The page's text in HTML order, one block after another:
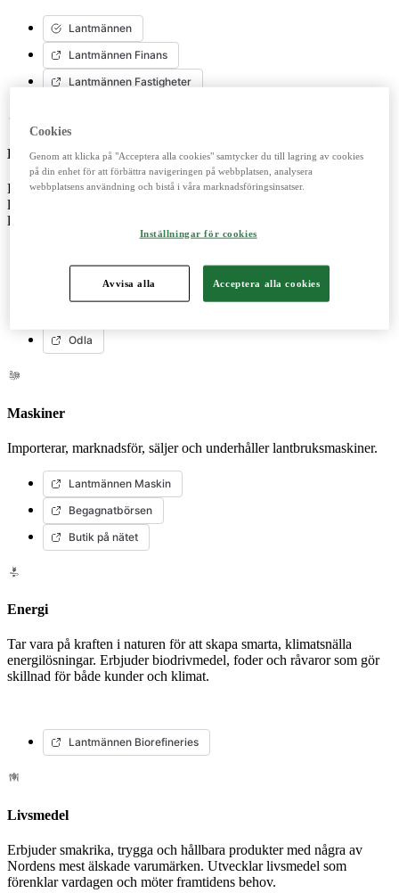
Lantmännen
Lantmännen Finans
Lantmännen Fastigheter
Lantbruk
Erbjuder produkter och tjänster för ett starkt och konkurrenskraftigt
lantbruk. Importerar, marknadsför, säljer och underhåller
lantbrukssmaskiner.
Lantmännen Lantbruk
Odla
Maskiner
Importerar, marknadsför, säljer och underhåller lantbruksmaskiner.
Lantmännen Maskin
Begagnatbörsen
Butik på nätet
Energi
Tar vara på kraften i naturen för att skapa smarta, klimatsnälla
energilösningar. Erbjuder biodrivmedel, foder och råvaror som gör
skillnad för både kunder och klimat.
Lantmännen Biorefineries
Livsmedel
Erbjuder smakrika, trygga och hållbara produkter med några av
Nordens mest älskade varumärken. Utvecklar livsmedel som
förenklar vardagen och möter framtidens behov.
Cookies
Genom att klicka på "Acceptera alla cookies" samtycker du till lagring av cookies
på din enhet för att förbättra navigeringen på webbplatsen, analysera
webbplatsens användning och bistå i våra marknadsföringsinsatser.
Inställningar för cookies
Avvisa alla Acceptera alla cookies